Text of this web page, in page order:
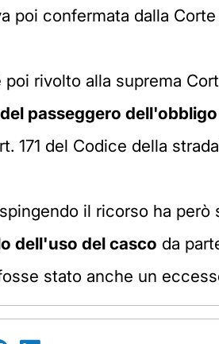
poi confermata dalla
rivolto alla suprema
passeggero
171 del Codice della
il ricorso ha
dell'uso del casco da
stato anche un